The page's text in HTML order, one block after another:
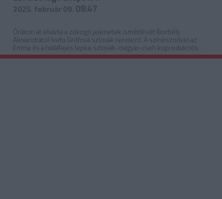
Órákon át elvárta a zokogó jelenetek ismétlését Borbély
Alexandrától Iveta Grófová szlovák rendező. A színésznővel az
Emma és a halálfejes lepke szlovák-magyar-cseh koprodukciós
filmről beszélgetett a pénteki Ötösben Murányi Tünde és Kálid